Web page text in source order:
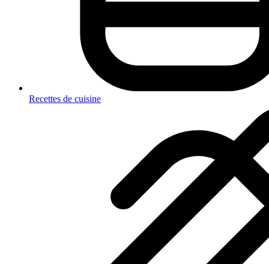
Recettes de cuisine